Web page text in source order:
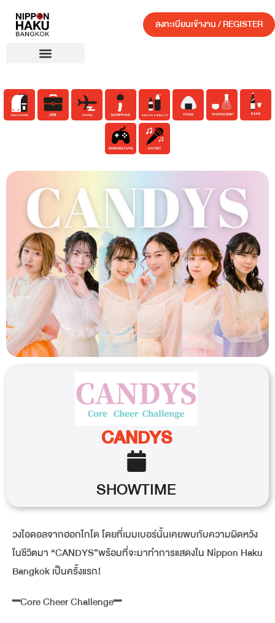
ลงทะเบียนเข้างาน / REGISTER
CANDYS
SHOWTIME
วงไอดอลจากฮอกไกโด โดยที่เมมเบอร์นั้นเคยพบกับความผิดหวัง
ในชีวิตมา “CANDYS”พร้อมที่จะมาทำการแสดงใน Nippon Haku
Bangkok เป็นครั้งแรก!
━Core Cheer Challenge━